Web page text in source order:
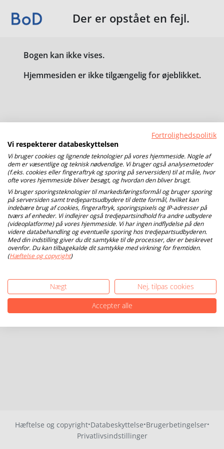
Der er opstået en fejl.
Bogen kan ikke vises.
Hjemmesiden er ikke tilgængelig for øjeblikket.
Hæftelse og copyright·Databeskyttelse·Brugerbetingelser·
Privatlivsindstillinger
Fortrolighedspolitik
Vi respekterer databeskyttelsen
Vi bruger cookies og lignende teknologier på vores hjemmeside. Nogle af
dem er væsentlige og teknisk nødvendige. Vi bruger også analysemetoder
(f.eks. cookies eller fingeraftryk og sporing på serversiden) til at måle, hvor
ofte vores hjemmeside bliver besøgt, og hvordan den bliver brugt.
Vi bruger sporingsteknologier til markedsføringsformål og bruger sporing
på serversiden samt tredjepartsudbydere til dette formål, hvilket kan
indebære brug af cookies, fingeraftryk, sporingspixels og IP-adresser på
tværs af enheder. Vi indlejrer også tredjepartsindhold fra andre udbydere
(videoplatforme) på vores hjemmeside. Vi har ingen indflydelse på den
videre databehandling og eventuelle sporing hos tredjepartsudbyderen.
Med din indstilling giver du dit samtykke til de processer, der er beskrevet
ovenfor. Du kan tilbagekalde dit samtykke med virkning for fremtiden.
(Hæftelse og copyright)
Nægt
Nej, tilpas cookies
Accepter alle